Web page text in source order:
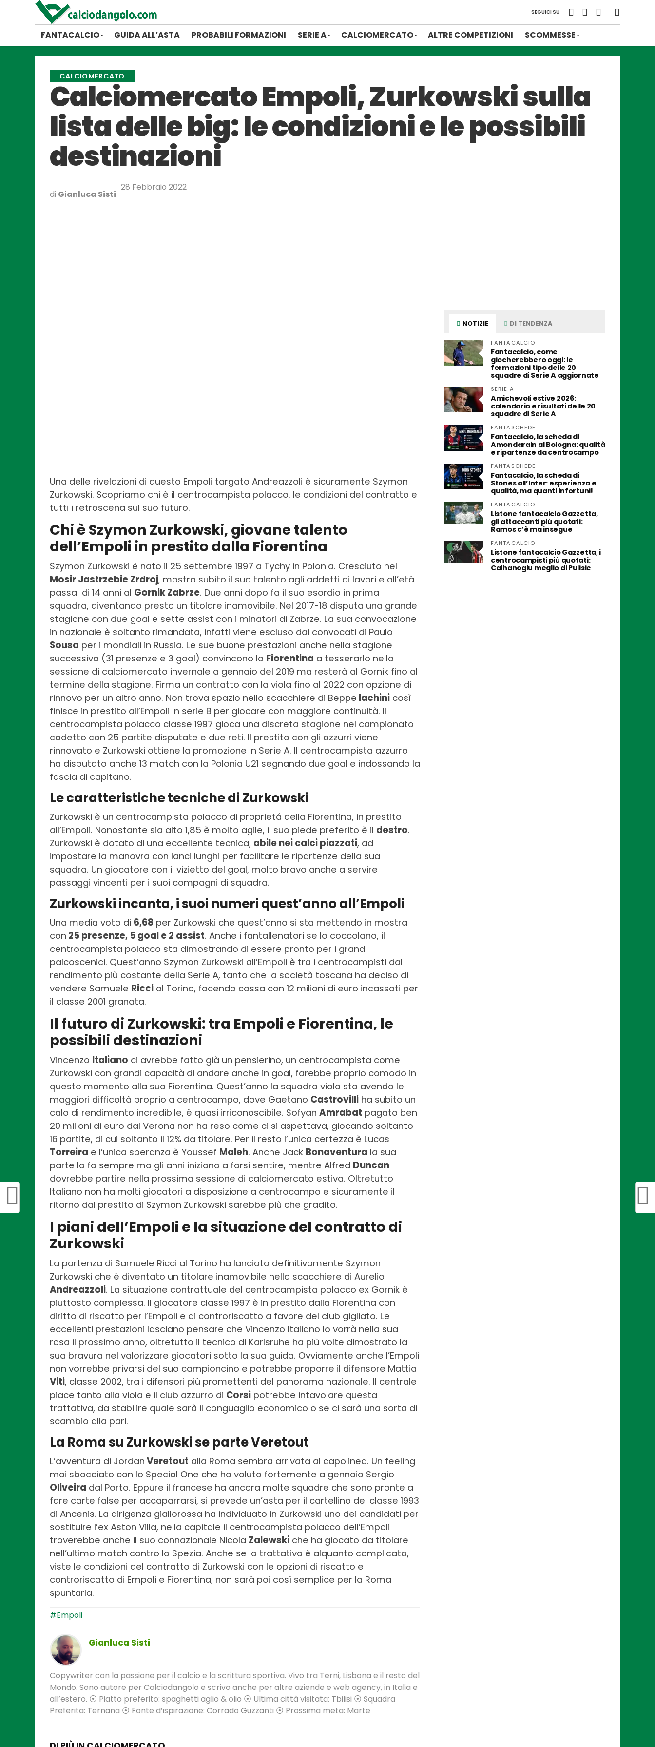
SEGUICI SU
FANTACALCIO GUIDA ALL’ASTA PROBABILI FORMAZIONI SERIE A CALCIOMERCATO ALTRE COMPETIZIONI SCOMMESSE
CALCIOMERCATO
Calciomercato Empoli, Zurkowski sulla
lista delle big: le condizioni e le possibili
destinazioni
di Gianluca Sisti
28 Febbraio 2022
Una delle rivelazioni di questo Empoli targato Andreazzoli è sicuramente Szymon
Zurkowski. Scopriamo chi è il centrocampista polacco, le condizioni del contratto e
tutti i retroscena sul suo futuro.
Chi è Szymon Zurkowski, giovane talento
dell’Empoli in prestito dalla Fiorentina
Szymon Zurkowski è nato il 25 settembre 1997 a Tychy in Polonia. Cresciuto nel
Mosir Jastrzebie Zrdroj, mostra subito il suo talento agli addetti ai lavori e all’età
passa di 14 anni al Gornik Zabrze. Due anni dopo fa il suo esordio in prima
squadra, diventando presto un titolare inamovibile. Nel 2017-18 disputa una grande
stagione con due goal e sette assist con i minatori di Zabrze. La sua convocazione
in nazionale è soltanto rimandata, infatti viene escluso dai convocati di Paulo
Sousa per i mondiali in Russia. Le sue buone prestazioni anche nella stagione
successiva (31 presenze e 3 goal) convincono la Fiorentina a tesserarlo nella
sessione di calciomercato invernale a gennaio del 2019 ma resterà al Gornik fino al
termine della stagione. Firma un contratto con la viola fino al 2022 con opzione di
rinnovo per un altro anno. Non trova spazio nello scacchiere di Beppe Iachini così
finisce in prestito all’Empoli in serie B per giocare con maggiore continuità. Il
centrocampista polacco classe 1997 gioca una discreta stagione nel campionato
cadetto con 25 partite disputate e due reti. Il prestito con gli azzurri viene
rinnovato e Zurkowski ottiene la promozione in Serie A. Il centrocampista azzurro
ha disputato anche 13 match con la Polonia U21 segnando due goal e indossando la
fascia di capitano.
Le caratteristiche tecniche di Zurkowski
Zurkowski è un centrocampista polacco di proprietá della Fiorentina, in prestito
all’Empoli. Nonostante sia alto 1,85 è molto agile, il suo piede preferito è il destro.
Zurkowski è dotato di una eccellente tecnica, abile nei calci piazzati, ad
impostare la manovra con lanci lunghi per facilitare le ripartenze della sua
squadra. Un giocatore con il vizietto del goal, molto bravo anche a servire
passaggi vincenti per i suoi compagni di squadra.
Zurkowski incanta, i suoi numeri quest’anno all’Empoli
Una media voto di 6,68 per Zurkowski che quest’anno si sta mettendo in mostra
con 25 presenze, 5 goal e 2 assist. Anche i fantallenatori se lo coccolano, il
centrocampista polacco sta dimostrando di essere pronto per i grandi
palcoscenici. Quest’anno Szymon Zurkowski all’Empoli è tra i centrocampisti dal
rendimento più costante della Serie A, tanto che la società toscana ha deciso di
vendere Samuele Ricci al Torino, facendo cassa con 12 milioni di euro incassati per
il classe 2001 granata.
Il futuro di Zurkowski: tra Empoli e Fiorentina, le
possibili destinazioni
Vincenzo Italiano ci avrebbe fatto già un pensierino, un centrocampista come
Zurkowski con grandi capacità di andare anche in goal, farebbe proprio comodo in
questo momento alla sua Fiorentina. Quest’anno la squadra viola sta avendo le
maggiori difficoltà proprio a centrocampo, dove Gaetano Castrovilli ha subito un
calo di rendimento incredibile, è quasi irriconoscibile. Sofyan Amrabat pagato ben
20 milioni di euro dal Verona non ha reso come ci si aspettava, giocando soltanto
16 partite, di cui soltanto il 12% da titolare. Per il resto l’unica certezza è Lucas
Torreira e l’unica speranza è Youssef Maleh. Anche Jack Bonaventura la sua
parte la fa sempre ma gli anni iniziano a farsi sentire, mentre Alfred Duncan
dovrebbe partire nella prossima sessione di calciomercato estiva. Oltretutto
Italiano non ha molti giocatori a disposizione a centrocampo e sicuramente il
ritorno dal prestito di Szymon Zurkowski sarebbe più che gradito.
I piani dell’Empoli e la situazione del contratto di
Zurkowski
La partenza di Samuele Ricci al Torino ha lanciato definitivamente Szymon
Zurkowski che è diventato un titolare inamovibile nello scacchiere di Aurelio
Andreazzoli. La situazione contrattuale del centrocampista polacco ex Gornik è
piuttosto complessa. Il giocatore classe 1997 è in prestito dalla Fiorentina con
diritto di riscatto per l’Empoli e di controriscatto a favore del club gigliato. Le
eccellenti prestazioni lasciano pensare che Vincenzo Italiano lo vorrà nella sua
rosa il prossimo anno, oltretutto il tecnico di Karlsruhe ha più volte dimostrato la
sua bravura nel valorizzare giocatori sotto la sua guida. Ovviamente anche l’Empoli
non vorrebbe privarsi del suo campioncino e potrebbe proporre il difensore Mattia
Viti, classe 2002, tra i difensori più promettenti del panorama nazionale. Il centrale
piace tanto alla viola e il club azzurro di Corsi potrebbe intavolare questa
trattativa, da stabilire quale sarà il conguaglio economico o se ci sarà una sorta di
scambio alla pari.
La Roma su Zurkowski se parte Veretout
L’avventura di Jordan Veretout alla Roma sembra arrivata al capolinea. Un feeling
mai sbocciato con lo Special One che ha voluto fortemente a gennaio Sergio
Oliveira dal Porto. Eppure il francese ha ancora molte squadre che sono pronte a
fare carte false per accaparrarsi, si prevede un’asta per il cartellino del classe 1993
di Ancenis. La dirigenza giallorossa ha individuato in Zurkowski uno dei candidati per
sostituire l’ex Aston Villa, nella capitale il centrocampista polacco dell’Empoli
troverebbe anche il suo connazionale Nicola Zalewski che ha giocato da titolare
nell’ultimo match contro lo Spezia. Anche se la trattativa è alquanto complicata,
viste le condizioni del contratto di Zurkowski con le opzioni di riscatto e
controriscatto di Empoli e Fiorentina, non sarà poi così semplice per la Roma
spuntarla.
#Empoli
Gianluca Sisti
Copywriter con la passione per il calcio e la scrittura sportiva. Vivo tra Terni, Lisbona e il resto del
Mondo. Sono autore per Calciodangolo e scrivo anche per altre aziende e web agency, in Italia e
all’estero. ⦿ Piatto preferito: spaghetti aglio & olio ⦿ Ultima città visitata: Tbilisi ⦿ Squadra
Preferita: Ternana ⦿ Fonte d’ispirazione: Corrado Guzzanti ⦿ Prossima meta: Marte
NOTIZIE DI TENDENZA
FANTACALCIO
Fantacalcio, come
giocherebbero oggi: le
formazioni tipo delle 20
squadre di Serie A aggiornate
SERIE A
Amichevoli estive 2026:
calendario e risultati delle 20
squadre di Serie A
FANTASCHEDE
Fantacalcio, la scheda di
Amondarain al Bologna: qualità
e ripartenze da centrocampo
FANTASCHEDE
Fantacalcio, la scheda di
Stones all’Inter: esperienza e
qualità, ma quanti infortuni!
FANTACALCIO
Listone fantacalcio Gazzetta,
gli attaccanti più quotati:
Ramos c’è ma insegue
FANTACALCIO
Listone fantacalcio Gazzetta, i
centrocampisti più quotati:
Calhanoglu meglio di Pulisic